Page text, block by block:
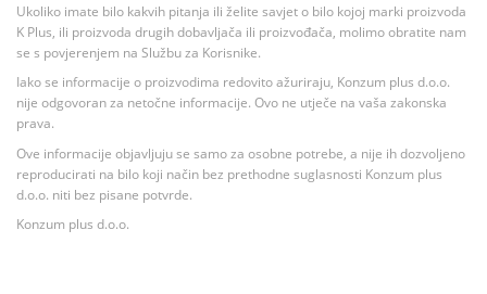
Ukoliko imate bilo kakvih pitanja ili želite savjet o bilo kojoj marki proizvoda
K Plus, ili proizvoda drugih dobavljača ili proizvođača, molimo obratite nam
se s povjerenjem na Službu za Korisnike.
Iako se informacije o proizvodima redovito ažuriraju, Konzum plus d.o.o.
nije odgovoran za netočne informacije. Ovo ne utječe na vaša zakonska
prava.
Ove informacije objavljuju se samo za osobne potrebe, a nije ih dozvoljeno
reproducirati na bilo koji način bez prethodne suglasnosti Konzum plus
d.o.o. niti bez pisane potvrde.
Konzum plus d.o.o.